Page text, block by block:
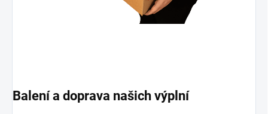
Balení a doprava našich výplní